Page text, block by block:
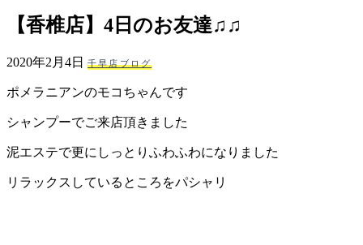
ェ
（福
岡
県
千
早
【香椎店】4日のお友達♫♫
2020年2月4日 千早店ブログ
ポメラニアンのモコちゃんです
シャンプーでご来店頂きました
泥エステで更にしっとりふわふわになりました
リラックスしているところをパシャリ